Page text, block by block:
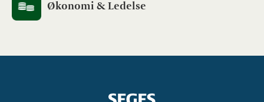
Økonomi & Ledelse